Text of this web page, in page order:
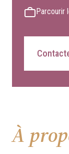
Parcourir
À